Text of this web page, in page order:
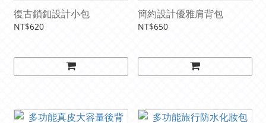
復古鎖釦設計小包
NT$620
簡約設計優雅肩背包
NT$650